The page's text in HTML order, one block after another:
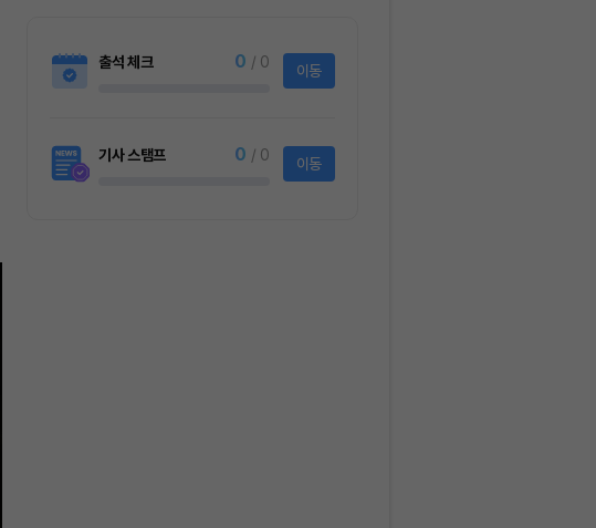
출석 체크 0 / 0 이동
기사 스탬프 0 / 0 이동